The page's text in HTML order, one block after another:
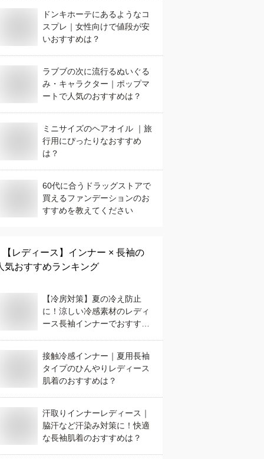
ドンキホーテにあるようなコ
スプレ｜女性向けで値段が安
いおすすめは？
ラブブの次に流行るぬいぐる
み・キャラクター｜ポップマ
ートで人気のおすすめは？
ミニサイズのヘアオイル ｜旅
行用にぴったりなおすすめ
は？
60代に合うドラッグストアで
買えるファンデーションのお
すすめを教えてください
【レディース】 インナー × 長袖の
気おすすめランキング
【冷房対策】夏の冷え防止
に！涼しい冷感素材のレディ
ース長袖インナーでおすすめ
接触冷感インナー｜夏用長袖
タイプのひんやりレディース
肌着のおすすめは？
汗取りインナーレディース｜
脇汗など汗染み対策に！快適
な長袖肌着のおすすめは？